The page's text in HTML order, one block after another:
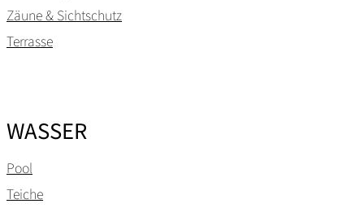
Zäune & Sichtschutz
Terrasse
WASSER
Pool
Teiche